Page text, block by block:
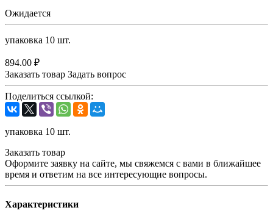
Ожидается
упаковка 10 шт.
894.00 ₽
Заказать товар Задать вопрос
Поделиться ссылкой:
упаковка 10 шт.
Заказать товар
Оформите заявку на сайте, мы свяжемся с вами в ближайшее
время и ответим на все интересующие вопросы.
Характеристики